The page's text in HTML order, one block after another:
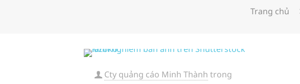
Trang chủ
Cty quảng cáo Minh Thành trong